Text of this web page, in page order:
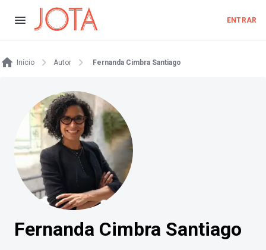
ENTRAR
Início Autor Fernanda Cimbra Santiago
Fernanda Cimbra Santiago